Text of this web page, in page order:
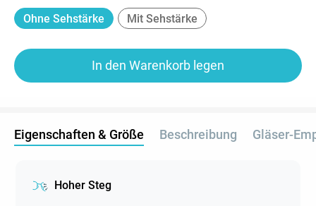
Ohne Sehstärke
Mit Sehstärke
In den Warenkorb legen
Eigenschaften & Größe Beschreibung Gläser-
Hoher Steg